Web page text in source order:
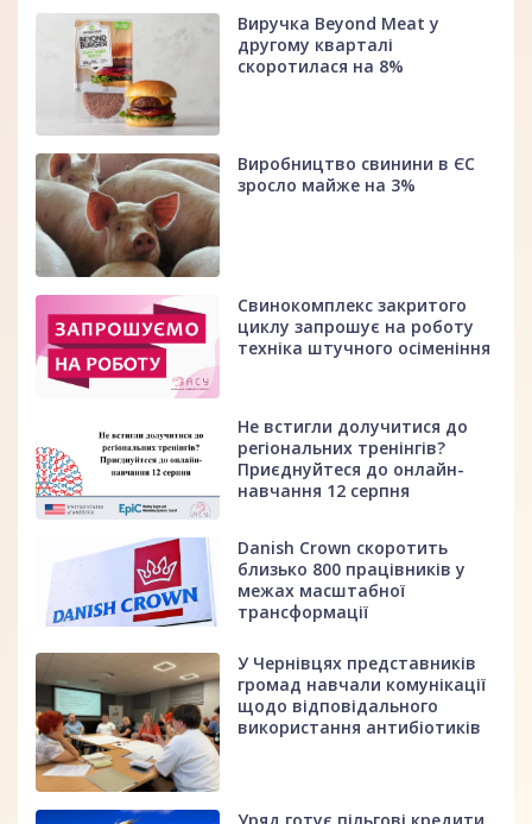
Виручка Beyond Meat у
другому кварталі
скоротилася на 8%
Виробництво свинини в ЄС
зросло майже на 3%
Свинокомплекс закритого
циклу запрошує на роботу
техніка штучного осіменіння
Не встигли долучитися до
регіональних тренінгів?
Приєднуйтеся до онлайн-
навчання 12 серпня
Danish Crown скоротить
близько 800 працівників у
межах масштабної
трансформації
У Чернівцях представників
громад навчали комунікації
щодо відповідального
використання антибіотиків
Уряд готує пільгові кредити